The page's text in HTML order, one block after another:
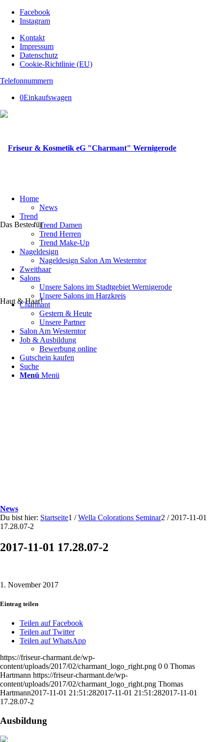
Facebook
Instagram
Kontakt
Impressum
Datenschutz
Cookie-Richtlinie (EU)
Telefonnummern
0Einkaufswagen
Das Beste für
Haut & Haar!
Home
News
Trend
Trend Damen
Trend Herren
Trend Make-Up
Nageldesign
Nageldesign Salon Am Westerntor
Zweithaar
Salons
Unsere Salons im Stadtgebiet Wernigerode
Unsere Salons im Harzkreis
Charmant
Gestern & Heute
Unsere Partner
Salon Am Westerntor
Job & Ausbildung
Bewerbung online
Gutschein kaufen
Suche
Menü Menü
News
Du bist hier: Startseite1 / Wella Colorations Seminar2 / 2017-11-01
17.28.07-2
2017-11-01 17.28.07-2
1. November 2017
Eintrag teilen
Teilen auf Facebook
Teilen auf Twitter
Teilen auf WhatsApp
https://friseur-charmant.de/wp-
content/uploads/2017/02/charmant_logo_right.png 0 0 Thomas
Hartmann https://friseur-charmant.de/wp-
content/uploads/2017/02/charmant_logo_right.png Thomas
Hartmann2017-11-01 21:51:282017-11-01 21:51:282017-11-01
17.28.07-2
Ausbildung